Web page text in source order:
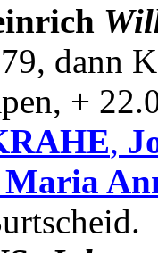
dann
+
,
Maria